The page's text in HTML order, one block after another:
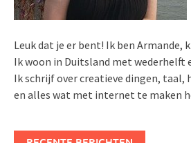
Leuk dat je er bent! Ik ben Armande,
Ik woon in Duitsland met wederhelft
Ik schrijf over creatieve dingen, taal,
en alles wat met internet te maken